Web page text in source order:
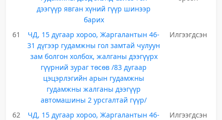
дээгүүр явган хүний гүүр шинээр
барих
61
ЧД, 15 дугаар хороо, Жаргалантын 46-
31 дүгээр гудамжны гол замтай чулуун
зам болгон холбох, жалганы дээгүүрх
гүүрний зураг төсөв /83 дугаар
цэцэрлэгийн арын гудамжны
гудамжны жалганы дээгүүр
автомашины 2 урсгалтай гүүр/
Илгээгдсэн
62
ЧД, 15 дугаар хороо, Жаргалантын 46-
Илгээгдсэн